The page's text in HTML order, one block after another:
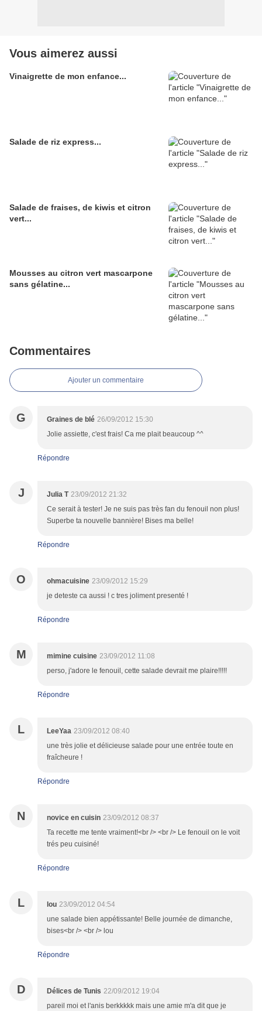
Vous aimerez aussi
Vinaigrette de mon enfance...
Salade de riz express...
Salade de fraises, de kiwis et citron
vert...
Mousses au citron vert mascarpone
sans gélatine...
Commentaires
Ajouter un commentaire
G Graines de blé 26/09/2012 15:30
Jolie assiette, c'est frais! Ca me plait beaucoup ^^
Répondre
J Julia T 23/09/2012 21:32
Ce serait à tester! Je ne suis pas très fan du fenouil non plus!
Superbe ta nouvelle bannière! Bises ma belle!
Répondre
O ohmacuisine 23/09/2012 15:29
je deteste ca aussi ! c tres joliment presenté !
Répondre
M mimine cuisine 23/09/2012 11:08
perso, j'adore le fenouil, cette salade devrait me plaire!!!!!
Répondre
L LeeYaa 23/09/2012 08:40
une très jolie et délicieuse salade pour une entrée toute en
fraîcheure !
Répondre
N novice en cuisin 23/09/2012 08:37
Ta recette me tente vraiment!<br /> <br /> Le fenouil on le voit
trés peu cuisiné!
Répondre
L lou 23/09/2012 04:54
une salade bien appétissante! Belle journée de dimanche,
bises<br /> <br /> lou
Répondre
D Délices de Tunis 22/09/2012 19:04
pareil moi et l'anis berkkkkk mais une amie m'a dit que je